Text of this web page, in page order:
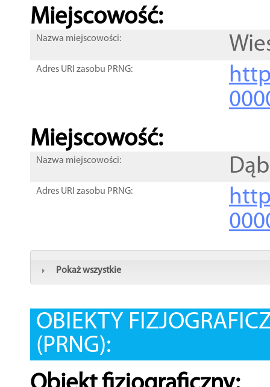
Miejscowość:
Nazwa miejscowości:
Adres URI zasobu PRNG:
Miejscowość:
Nazwa miejscowości:
Adres URI zasobu PRNG:
Pokaż wszystkie
OBIEKTY
(PRNG):